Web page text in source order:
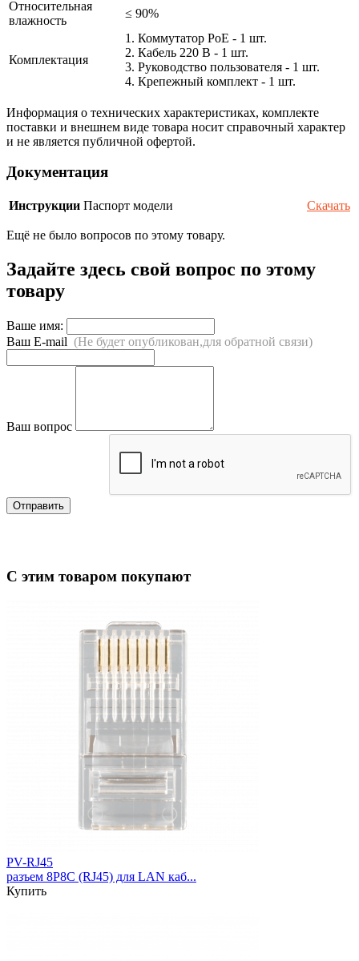
Относительная
влажность
≤ 90%
Комплектация
1. Коммутатор PoE - 1 шт.
2. Кабель 220 В - 1 шт.
3. Руководство пользователя - 1 шт.
4. Крепежный комплект - 1 шт.
Информация о технических характеристиках, комплекте
поставки и внешнем виде товара носит справочный характер
и не является публичной офертой.
Документация
Инструкции Паспорт модели Скачать
Ещё не было вопросов по этому товару.
Задайте здесь свой вопрос по этому
товару
Ваше имя:
Ваш E-mail (Не будет опубликован,для обратной связи)
Ваш вопрос
Отправить
С этим товаром покупают
PV-RJ45
разъем 8P8C (RJ45) для LAN каб...
Купить